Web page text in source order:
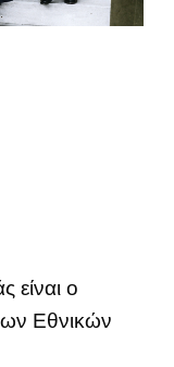
είναι ο
Εθνικών